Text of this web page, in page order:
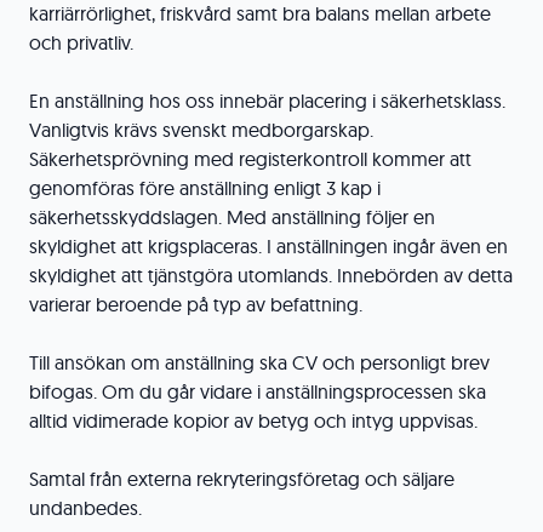
karriärrörlighet, friskvård samt bra balans mellan arbete
och privatliv.
En anställning hos oss innebär placering i säkerhetsklass.
Vanligtvis krävs svenskt medborgarskap.
Säkerhetsprövning med registerkontroll kommer att
genomföras före anställning enligt 3 kap i
säkerhetsskyddslagen. Med anställning följer en
skyldighet att krigsplaceras. I anställningen ingår även en
skyldighet att tjänstgöra utomlands. Innebörden av detta
varierar beroende på typ av befattning.
Till ansökan om anställning ska CV och personligt brev
bifogas. Om du går vidare i anställningsprocessen ska
alltid vidimerade kopior av betyg och intyg uppvisas.
Samtal från externa rekryteringsföretag och säljare
undanbedes.